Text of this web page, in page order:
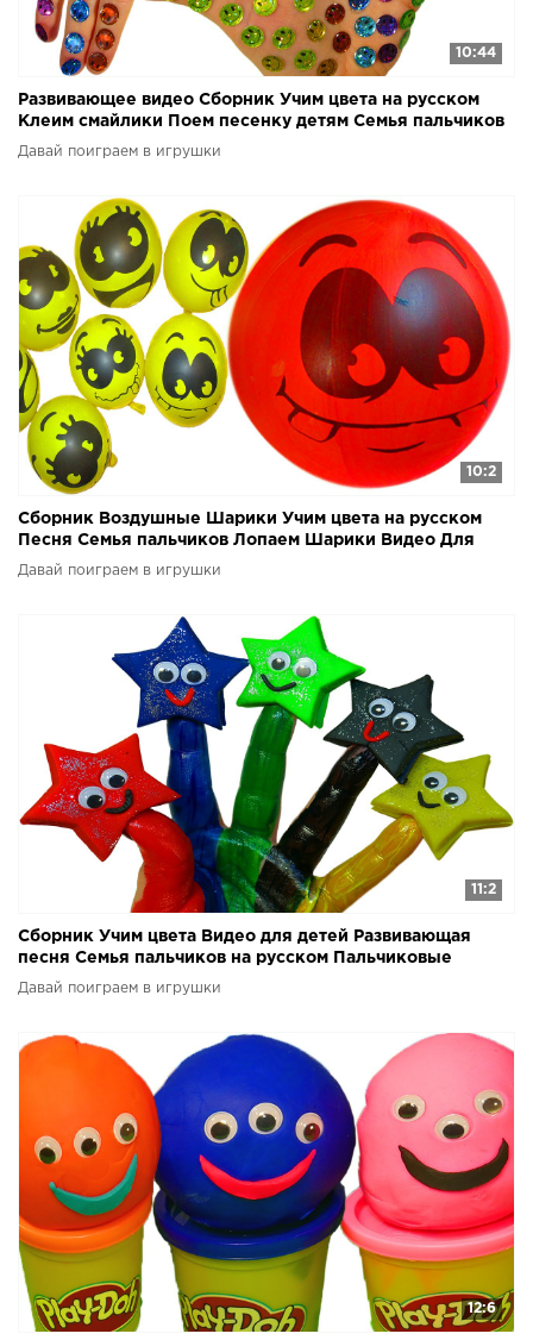
10:44
Развивающее видео Сборник Учим цвета на русском
Клеим смайлики Поем песенку детям Семья пальчиков
Давай поиграем в игрушки
10:2
Сборник Воздушные Шарики Учим цвета на русском
Песня Семья пальчиков Лопаем Шарики Видео Для
детей
Давай поиграем в игрушки
11:2
Сборник Учим цвета Видео для детей Развивающая
песня Семья пальчиков на русском Пальчиковые
краски
Давай поиграем в игрушки
12:6